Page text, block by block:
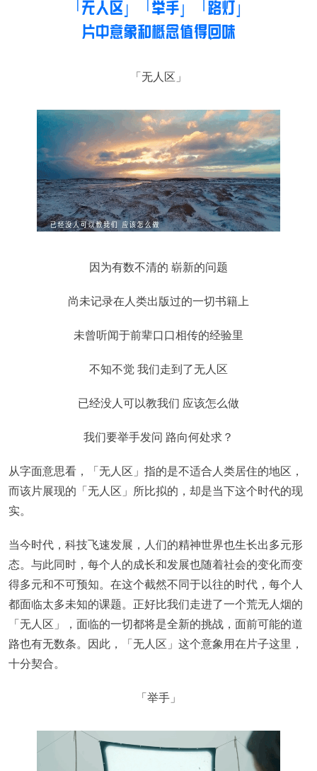
「无人区」
因为有数不清的 崭新的问题
尚未记录在人类出版过的一切书籍上
未曾听闻于前辈口口相传的经验里
不知不觉 我们走到了无人区
已经没人可以教我们 应该怎么做
我们要举手发问 路向何处求？
从字面意思看，「无人区」指的是不适合人类居住的地区，
而该片展现的「无人区」所比拟的，却是当下这个时代的现
实。
当今时代，科技飞速发展，人们的精神世界也生长出多元形
态。与此同时，每个人的成长和发展也随着社会的变化而变
得多元和不可预知。在这个截然不同于以往的时代，每个人
都面临太多未知的课题。正好比我们走进了一个荒无人烟的
「无人区」，面临的一切都将是全新的挑战，面前可能的道
路也有无数条。因此，「无人区」这个意象用在片子这里，
十分契合。
「举手」